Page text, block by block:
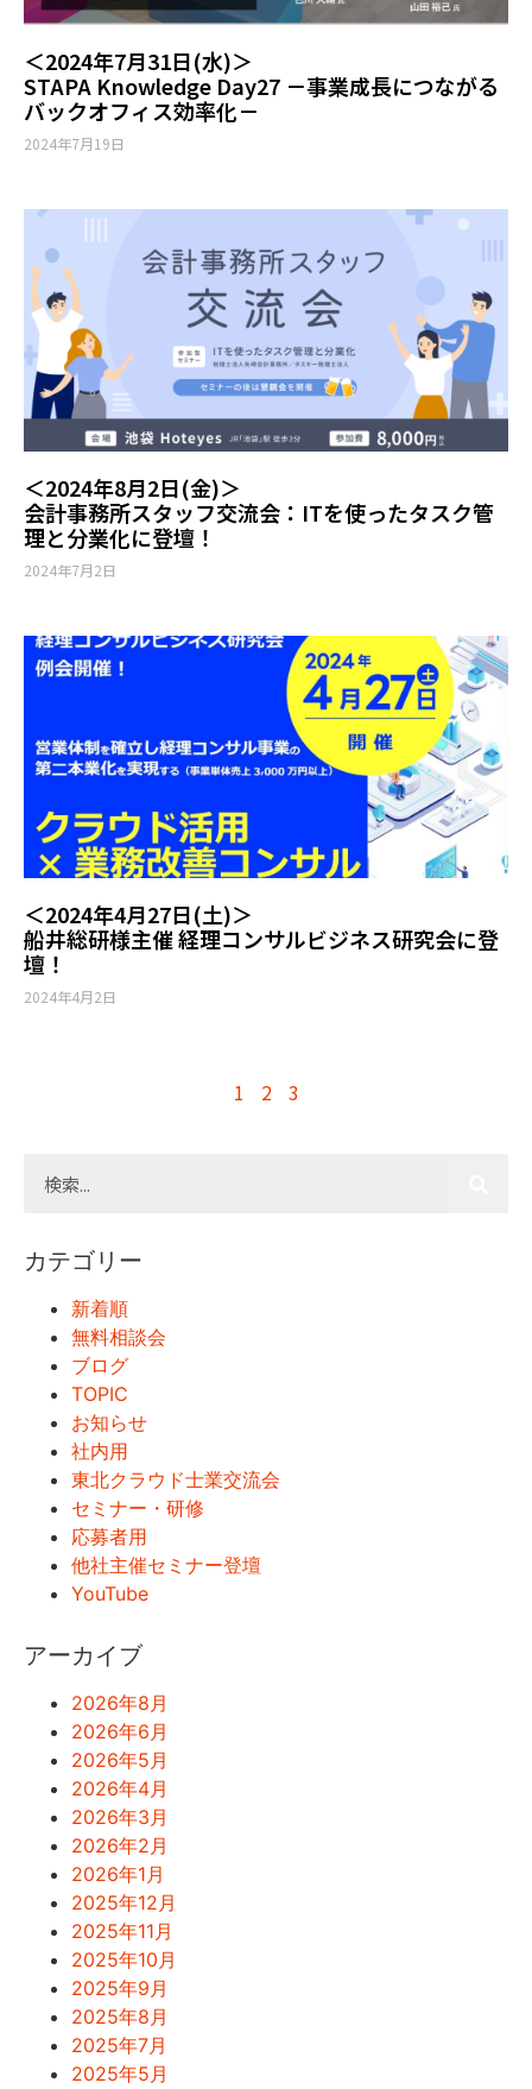
＜2024年7月31日(水)＞
STAPA Knowledge Day27 －事業成長につながる
バックオフィス効率化－
2024年7月19日
＜2024年8月2日(金)＞
会計事務所スタッフ交流会：ITを使ったタスク管
理と分業化に登壇！
2024年7月2日
＜2024年4月27日(土)＞
船井総研様主催 経理コンサルビジネス研究会に登
壇！
2024年4月2日
1 2 3
カテゴリー
新着順
無料相談会
ブログ
TOPIC
お知らせ
社内用
東北クラウド士業交流会
セミナー・研修
応募者用
他社主催セミナー登壇
YouTube
アーカイブ
2026年8月
2026年6月
2026年5月
2026年4月
2026年3月
2026年2月
2026年1月
2025年12月
2025年11月
2025年10月
2025年9月
2025年8月
2025年7月
2025年5月